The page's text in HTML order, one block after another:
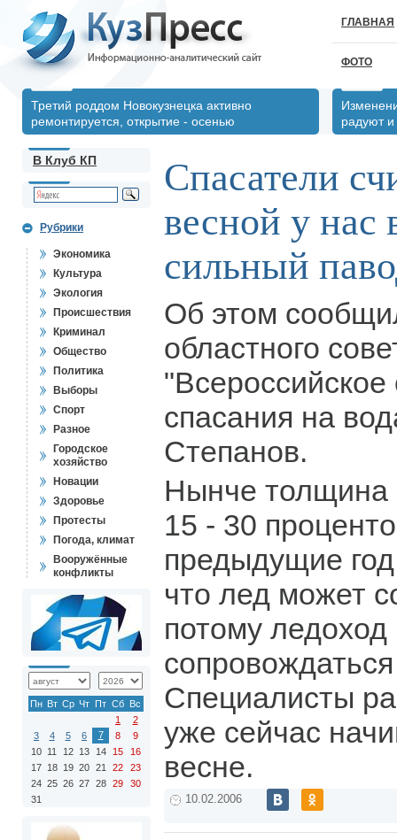
ГЛАВНАЯ
ФОТО
Третий роддом Новокузнецка активно
ремонтируется, открытие - осенью
радуют и
В Клуб КП
Рубрики
Экономика
Культура
Экология
Происшествия
Криминал
Общество
Политика
Выборы
Спорт
Разное
Городское
хозяйство
Новации
Здоровье
Протесты
Погода, климат
Вооружённые
конфликты
Пн Вт Ср Чт Пт Сб Вс
1
2
3
4 5 6 7 8
9
10 11 12 13 14 15
16
17 18 19 20 21 22
23
24 25 26 27 28 29
30
31
Спасатели
весной у нас
сильный
Об этом
областного
спасания на
Степанов.
Нынче толщина
15 - 30
предыдущие
что лед может
потому ледоход
Специалисты
уже сейчас
весне.
10.02.2006